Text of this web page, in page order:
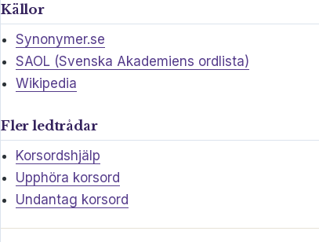
Källor
Synonymer.se
SAOL (Svenska Akademiens ordlista)
Wikipedia
Fler ledtrådar
Korsordshjälp
Upphöra korsord
Undantag korsord